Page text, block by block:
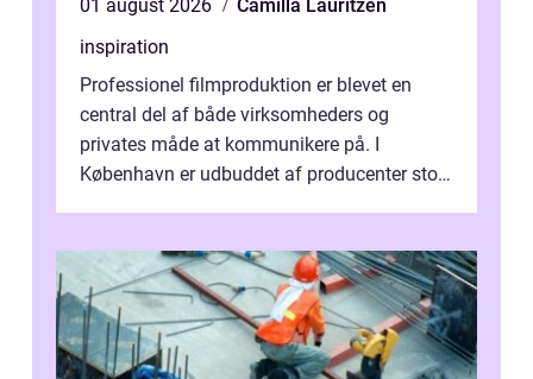
01 august 2026
Camilla Lauritzen
inspiration
Professionel filmproduktion er blevet en
central del af både virksomheders og
privates måde at kommunikere på. I
København er udbuddet af producenter stort,